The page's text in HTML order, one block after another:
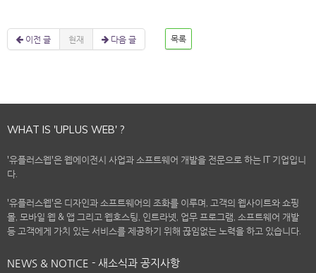
이전 글 현재 다음 글 목록
WHAT IS 'UPLUS WEB' ?
'유플러스웹'은 웹에이전시 사업과 소프트웨어 개발을 전문으로 하는 IT 기업입니
다.
'유플러스웹'은 디자인과 소프트웨어의 조화를 이루며, 고객의 웹사이트와 쇼핑
몰, 모바일 웹 & 앱 그리고 웹호스팅, 인트라넷, 업무 프로그램, 소프트웨어 개발
등 고객에게 가치 있는 서비스를 제공하기 위해 끊임없는 노력을 하고 있습니다.
NEWS & NOTICE - 새소식과 공지사항